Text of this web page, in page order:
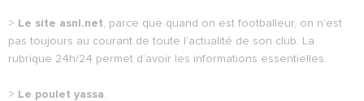
> Le site asnl.net, parce que quand on est footballeur, on n’est
pas toujours au courant de toute l’actualité de son club. La
rubrique 24h/24 permet d’avoir les informations essentielles.
> Le poulet yassa.